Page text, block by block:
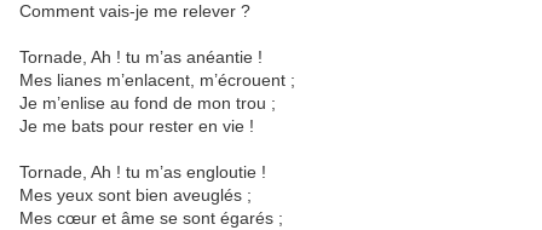
Comment vais-je me relever ?
Tornade, Ah ! tu m’as anéantie !
Mes lianes m’enlacent, m’écrouent ;
Je m’enlise au fond de mon trou ;
Je me bats pour rester en vie !
Tornade, Ah ! tu m’as engloutie !
Mes yeux sont bien aveuglés ;
Mes cœur et âme se sont égarés ;